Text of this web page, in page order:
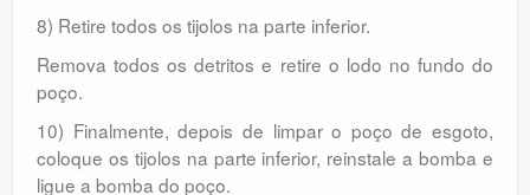
8) Retire todos os tijolos na parte inferior.
Remova todos os detritos e retire o lodo no fundo do
poço.
10) Finalmente, depois de limpar o poço de esgoto,
coloque os tijolos na parte inferior, reinstale a bomba e
ligue a bomba do poço.